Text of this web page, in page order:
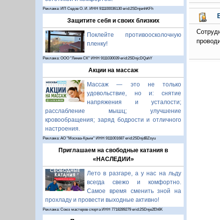
Реклама: ИП Седов О. И. ИНН 911100036130 erid:2SDnjenhKFh
Защитите себя и своих близких
Поклейте противоосколочную
пленку!
Реклама: ООО "Линия СК" ИНН 9111030039 erid:2SDnjcDQahY
Акции на массаж
Массаж — это не только
удовольствие, но и: снятие
напряжения и усталости;
расслабление мышц; улучшение
кровообращения; заряд бодрости и отличного
настроения.
Реклама: АО "Москва-Крым" ИНН 9111001687 erid:2SDnjdBZsyu
Приглашаем на свободные катания в
«НАСЛЕДИИ»
Лето в разгаре, а у нас на льду
всегда свежо и комфортно.
Самое время сменить зной на
прохладу и провести выходные активно!
Реклама: Союз мастеров спорта ИНН 7718289279 erid:2SDnje2Eh6K